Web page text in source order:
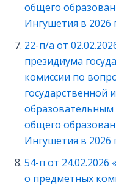
общего
Ингушетия в 2026
22-п/а от
президиума
комиссии по
государственной
общего
Ингушетия в 2026
54-п от
о предметных